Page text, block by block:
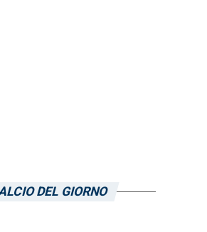
DEL GIORNO